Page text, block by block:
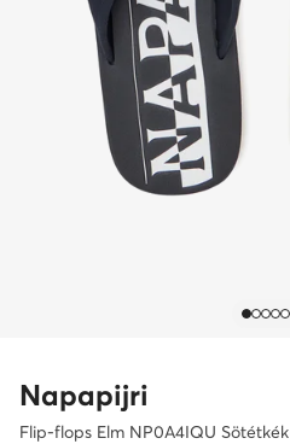
Napapijri
Flip-flops Elm NP0A4IQU Sötétkék